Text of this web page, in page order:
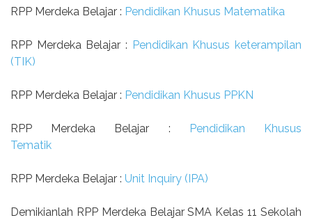
RPP Merdeka Belajar : Pendidikan Khusus Matematika
RPP Merdeka Belajar : Pendidikan Khusus keterampilan
(TIK)
RPP Merdeka Belajar : Pendidikan Khusus PPKN
RPP Merdeka Belajar :
Pendidikan Khusus
Tematik
RPP Merdeka Belajar : Unit Inquiry (IPA)
Demikianlah RPP Merdeka Belajar SMA Kelas 11 Sekolah